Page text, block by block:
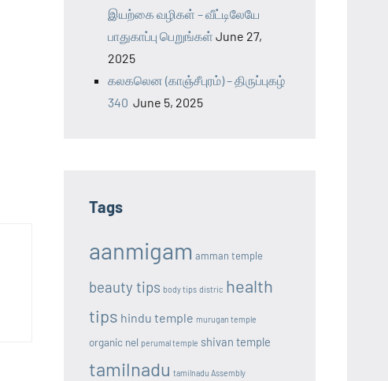
இயற்கை வழிகள் – வீட்டிலேயே
பாதுகாப்பு பெறுங்கள் June 27,
2025
கலகலென (காஞ்சீபுரம்) – திருப்புகழ்
340 June 5, 2025
Tags
aanmigam amman temple
beauty tips body tips distric health
tips hindu temple murugan temple
organic nel perumal temple shivan temple
tamilnadu tamilnadu Assembly